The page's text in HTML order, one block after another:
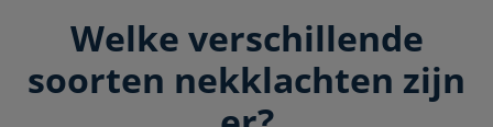
Welke verschillende
soorten nekklachten zijn